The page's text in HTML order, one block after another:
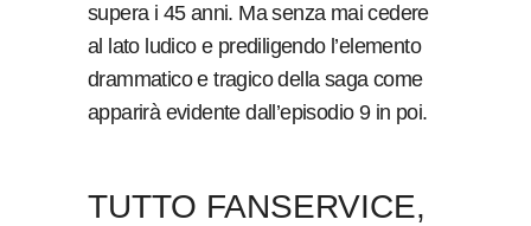
supera i 45 anni. Ma senza mai cedere
al lato ludico e prediligendo l’elemento
drammatico e tragico della saga come
apparirà evidente dall’episodio 9 in poi.
TUTTO FANSERVICE,